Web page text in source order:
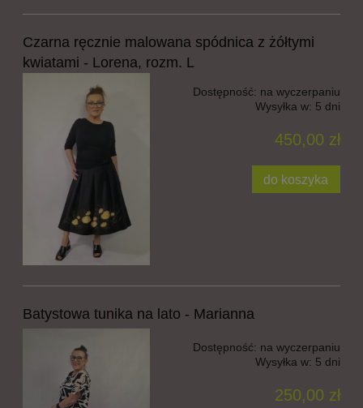
Czarna ręcznie malowana spódnica z żółtymi
kwiatami - Lorena, rozm. L
Dostępność: na wyczerpaniu
Wysyłka w: 5 dni
450,00 zł
do koszyka
Batystowa tunika na lato - Marianna
Dostępność: na wyczerpaniu
Wysyłka w: 5 dni
250,00 zł